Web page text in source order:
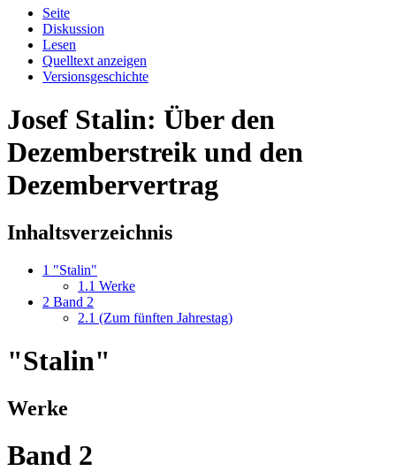
Seite
Diskussion
Lesen
Quelltext anzeigen
Versionsgeschichte
Josef Stalin: Über den
Dezemberstreik und den
Dezembervertrag
Inhaltsverzeichnis
1 "Stalin"
1.1 Werke
2 Band 2
2.1 (Zum fünften Jahrestag)
"Stalin"
Werke
Band 2